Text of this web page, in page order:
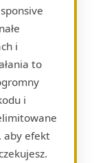
i
to
i
aby efekt